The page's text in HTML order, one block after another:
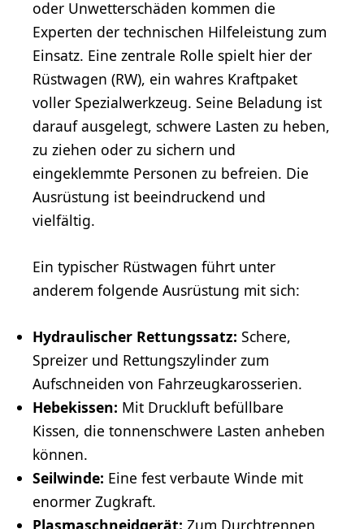
oder Unwetterschäden kommen die
Experten der technischen Hilfeleistung zum
Einsatz. Eine zentrale Rolle spielt hier der
Rüstwagen (RW), ein wahres Kraftpaket
voller Spezialwerkzeug. Seine Beladung ist
darauf ausgelegt, schwere Lasten zu heben,
zu ziehen oder zu sichern und
eingeklemmte Personen zu befreien. Die
Ausrüstung ist beeindruckend und
vielfältig.
Ein typischer Rüstwagen führt unter
anderem folgende Ausrüstung mit sich:
Hydraulischer Rettungssatz: Schere,
Spreizer und Rettungszylinder zum
Aufschneiden von Fahrzeugkarosserien.
Hebekissen: Mit Druckluft befüllbare
Kissen, die tonnenschwere Lasten anheben
können.
Seilwinde: Eine fest verbaute Winde mit
enormer Zugkraft.